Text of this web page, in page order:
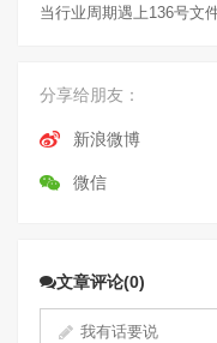
当行业周期遇上136号文
分享给朋友：
新浪微博
微信
文章评论(0)